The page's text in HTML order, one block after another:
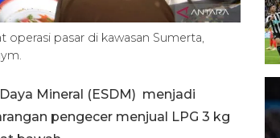
pasar di kawasan Sumerta,
Mineral (ESDM) menjadi
pengecer menjual LPG 3 kg